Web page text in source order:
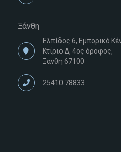
Ξάνθη
Ελπίδος 6, Εμπορικό
Κτίριο Δ, 4ος όροφος,
Ξάνθη 67100
25410 78833